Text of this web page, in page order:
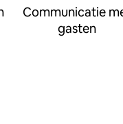
Communicatie
gasten